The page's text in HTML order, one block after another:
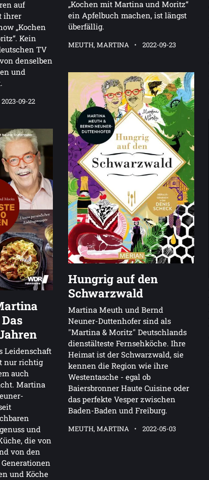
auf
ihrer
„Kochen
Kein
TV
denselben
und
2023-09-22
„Kochen mit Martina und Moritz“
ein Apfelbuch machen, ist längst
überfällig.
MEUTH, MARTINA 2022-09-23
Hungrig auf den
Schwarzwald
Martina Meuth und Bernd
Neuner-Duttenhofer sind als
"Martina & Moritz" Deutschlands
dienstälteste Fernsehköche. Ihre
Heimat ist der Schwarzwald, sie
kennen die Region wie ihre
Westentasche - egal ob
Baiersbronner Haute Cuisine oder
das perfekte Vesper zwischen
Baden-Baden und Freiburg.
MEUTH, MARTINA 2022-05-03
Leidenschaft
nur richtig
auch
Martina
und
die von
von den
und Köche